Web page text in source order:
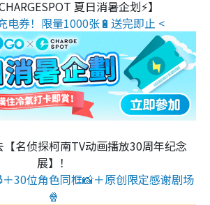
夏日消暑企划⚡】
电券！限量1000张🔋送完即止 <
【名侦探柯南TV动画播放30周年纪念
展】！
30位角色同框📸＋原创限定感谢剧场
🍿